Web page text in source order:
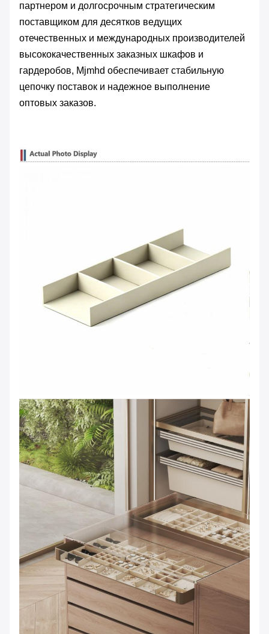
партнером и долгосрочным стратегическим
поставщиком для десятков ведущих
отечественных и международных производителей
высококачественных заказных шкафов и
гардеробов, Mjmhd обеспечивает стабильную
цепочку поставок и надежное выполнение
оптовых заказов.